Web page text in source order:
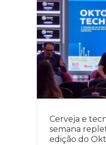
Cerveja e
semana
edição do